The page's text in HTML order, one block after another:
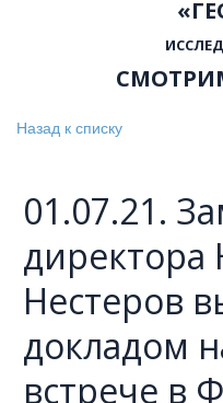
Назад к списку
01.07.21.
Нестеров
докладом
встрече в